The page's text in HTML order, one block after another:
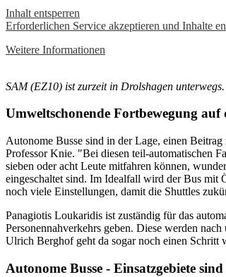
Inhalt entsperren
Erforderlichen Service akzeptieren und Inhalte
Weitere Informationen
SAM (EZ10) ist zurzeit in Drolshagen
Umweltschonende Fortbewegung auf
Autonome Busse sind in der Lage, einen
Professor Knie. "Bei diesen teil-automatischen
sieben oder acht Leute mitfahren können,
eingeschaltet sind. Im Idealfall wird der Bus mit
noch viele Einstellungen, damit die Shuttles
Panagiotis Loukaridis ist zuständig für das
Personennahverkehrs geben. Diese werden
Ulrich Berghof geht da sogar noch einen Schritt
Autonome Busse - Einsatzgebiete